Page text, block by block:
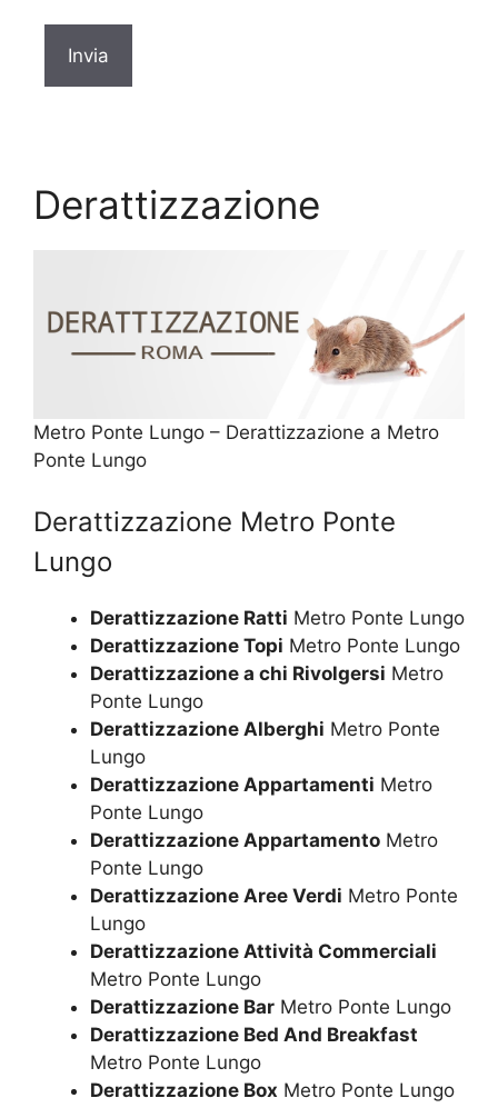
Derattizzazione
Metro Ponte Lungo – Derattizzazione a Metro
Ponte Lungo
Derattizzazione Metro Ponte
Lungo
Derattizzazione Ratti Metro Ponte Lungo
Derattizzazione Topi Metro Ponte Lungo
Derattizzazione a chi Rivolgersi Metro
Ponte Lungo
Derattizzazione Alberghi Metro Ponte
Lungo
Derattizzazione Appartamenti Metro
Ponte Lungo
Derattizzazione Appartamento Metro
Ponte Lungo
Derattizzazione Aree Verdi Metro Ponte
Lungo
Derattizzazione Attività Commerciali
Metro Ponte Lungo
Derattizzazione Bar Metro Ponte Lungo
Derattizzazione Bed And Breakfast
Metro Ponte Lungo
Derattizzazione Box Metro Ponte Lungo